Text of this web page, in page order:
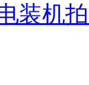
装机